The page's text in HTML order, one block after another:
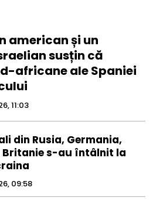
american și un
susțin că
africane ale Spaniei
11:03
din Rusia, Germania,
Britanie s-au întâlnit la
09:58